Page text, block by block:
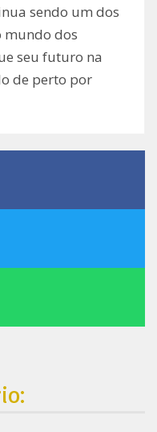
sendo um dos
mundo dos
seu futuro na
de perto por